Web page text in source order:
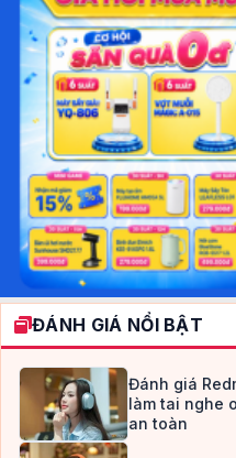
ĐÁNH GIÁ NỔI BẬT
Đánh giá
làm tai nghe
an toàn